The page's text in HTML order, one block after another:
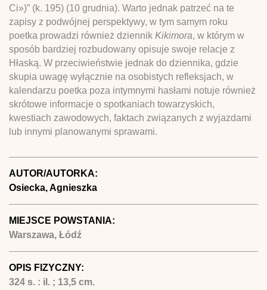
Ci»)” (k. 195) (10 grudnia). Warto jednak patrzeć na te
zapisy z podwójnej perspektywy, w tym samym roku
poetka prowadzi również dziennik Kikimora, w którym w
sposób bardziej rozbudowany opisuje swoje relacje z
Hłaską. W przeciwieństwie jednak do dziennika, gdzie
skupia uwagę wyłącznie na osobistych refleksjach, w
kalendarzu poetka poza intymnymi hasłami notuje również
skrótowe informacje o spotkaniach towarzyskich,
kwestiach zawodowych, faktach związanych z wyjazdami
lub innymi planowanymi sprawami.
AUTOR/AUTORKA:
Osiecka, Agnieszka
MIEJSCE POWSTANIA:
Warszawa, Łódź
OPIS FIZYCZNY:
324 s. : il. ; 13,5 cm.